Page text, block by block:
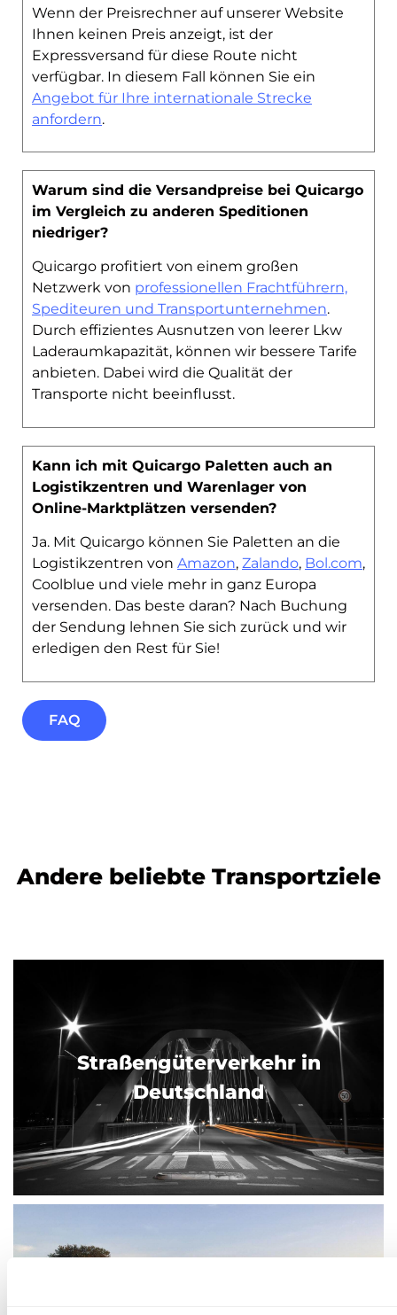
Wenn der Preisrechner auf unserer Website
Ihnen keinen Preis anzeigt, ist der
Expressversand für diese Route nicht
verfügbar. In diesem Fall können Sie ein
Angebot für Ihre internationale Strecke
anfordern.
Warum sind die Versandpreise bei Quicargo
im Vergleich zu anderen Speditionen
niedriger?
Quicargo profitiert von einem großen
Netzwerk von professionellen Frachtführern,
Spediteuren und Transportunternehmen.
Durch effizientes Ausnutzen von leerer Lkw
Laderaumkapazität, können wir bessere Tarife
anbieten. Dabei wird die Qualität der
Transporte nicht beeinflusst.
Kann ich mit Quicargo Paletten auch an
Logistikzentren und Warenlager von
Online-Marktplätzen versenden?
Ja. Mit Quicargo können Sie Paletten an die
Logistikzentren von Amazon, Zalando, Bol.com,
Coolblue und viele mehr in ganz Europa
versenden. Das beste daran? Nach Buchung
der Sendung lehnen Sie sich zurück und wir
erledigen den Rest für Sie!
FAQ
Andere beliebte Transportziele
Straßengüterverkehr in
Deutschland